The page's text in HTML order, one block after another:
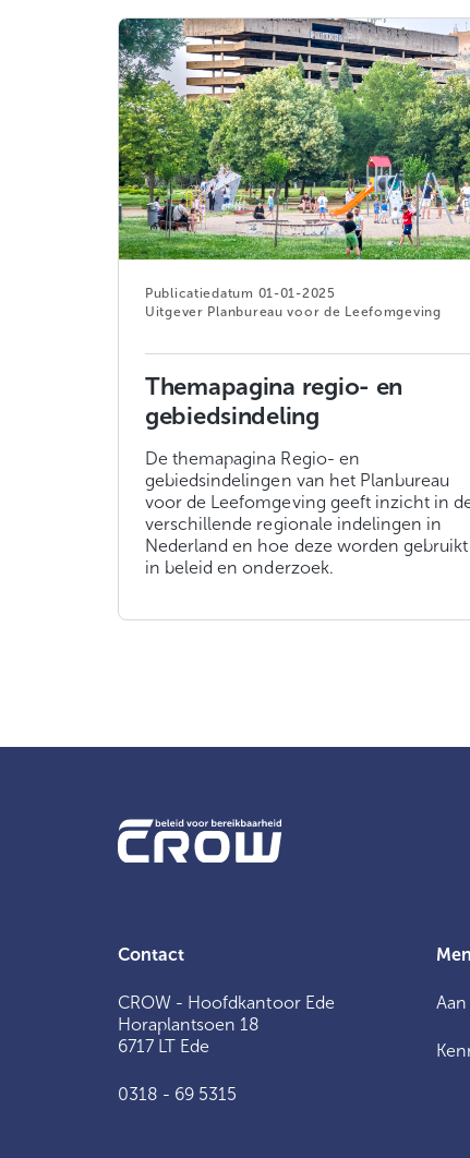
01-01-2025
Planbureau voor de Leefomgeving
Themapagina regio- en
gebiedsindeling
De themapagina Regio- en
gebiedsindelingen van het Planbureau
voor de Leefomgeving geeft inzicht in
verschillende regionale indelingen in
Nederland en hoe deze worden gebruikt
in beleid en onderzoek.
Contact
CROW - Hoofdkantoor Ede
Horaplantsoen 18
6717 LT Ede
0318 - 69 5315
Aan